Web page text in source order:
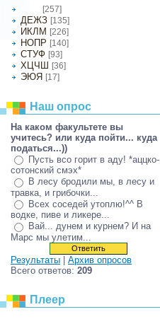
[257]
ДЕЖЗ [135]
ИКЛМ [226]
НОПР [140]
СТУФ [93]
ХЦЧШ [36]
ЭЮЯ [17]
Наш опрос
На каком факультете вы
учитесь? или куда пойти... куда
податься...))
Пусть всо горит в аду! *аццко-
сотонский смэх*
В лесу бродили мы, в лесу и
травка, и грибочки...
Всех соседей утоплю!^^ В
водке, пиве и ликере...
Вай... дунем и курнем? И на
Марс мы улетим...
Результаты
Архив опросов
Всего ответов: 209
Плеер